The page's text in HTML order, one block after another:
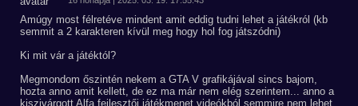
Amúgy most félretéve mindent amit eddig tudni lehet a játékról (kb
semmit a 2 karakteren kívül meg hogy hol fog játszódni)
Ki mit vár a játéktól?
Megmondom őszintén nekem a GTA V grafikájával sincs bajom,
hozta anno amit kellett, de ez ma már nem elég szerintem... anno a
kiszivárgott Alfa fejlesztői játékmenet videókból semmire nem lehet